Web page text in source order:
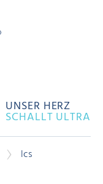
UNSER HERZ
SCHALLT ULTRA
lcs